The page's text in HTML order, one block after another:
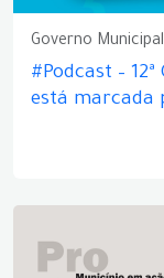
Governo Municipal
#Podcast –
está marcada